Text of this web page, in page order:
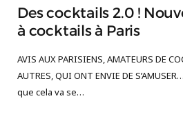
Des cocktails 2.0 !
à cocktails à Paris
AVIS AUX PARISIENS, AMATEURS DE
AUTRES, QUI ONT ENVIE DE
que cela va se…